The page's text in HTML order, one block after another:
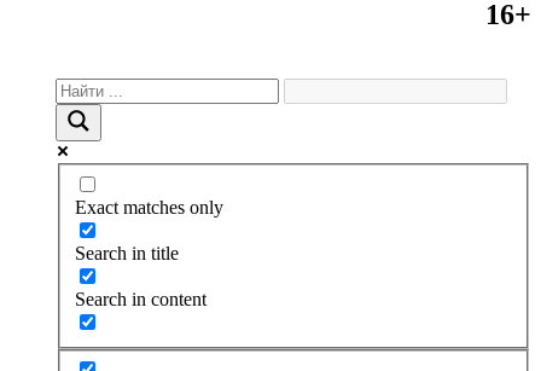
16+
Exact matches only
Search in title
Search in content